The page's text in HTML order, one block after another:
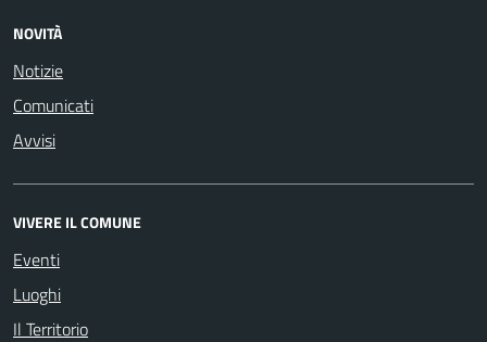
NOVITÀ
Notizie
Comunicati
Avvisi
VIVERE IL COMUNE
Eventi
Luoghi
Il Territorio